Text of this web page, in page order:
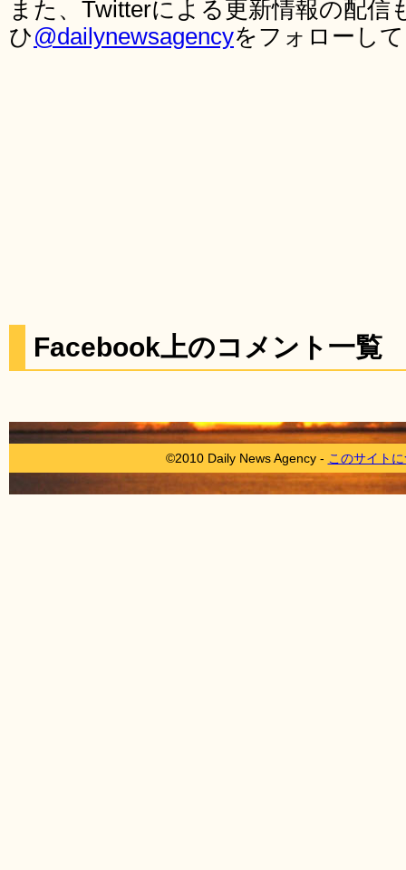
また、Twitterによる更新情報の配
ひ@dailynewsagencyをフォローし
Facebook上のコメント一覧
©2010 Daily News Agency - このサイト